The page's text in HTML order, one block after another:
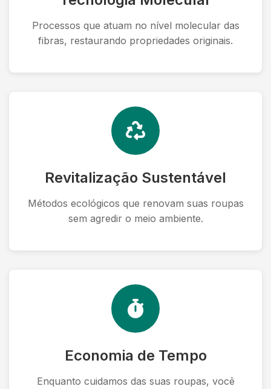
Processos que atuam no nível molecular das
fibras, restaurando propriedades originais.
Revitalização Sustentável
Métodos ecológicos que renovam suas roupas
sem agredir o meio ambiente.
Economia de Tempo
Enquanto cuidamos das suas roupas, você